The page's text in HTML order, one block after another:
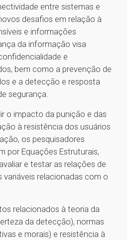
entre sistemas e
desafios em relação à
e informações
da informação visa
e
bem como a prevenção de
e a detecção e resposta
segurança.
o impacto da punição e das
à resistência dos usuários
os pesquisadores
por Equações Estruturais,
e testar as relações de
relacionadas com o
relacionados à teoria da
da detecção), normas
e morais) e resistência à